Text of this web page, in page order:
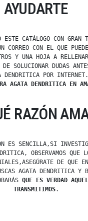
AYUDARTE
ESTE CATÁLOGO CON GRAN
CORREO CON EL QUE
Y UNA HOJA A
SOLUCIONAR DUDAS
DENDRITICA POR INTERNET.
AGATA DENDRITICA EN
RAZÓN
ES SENCILLA,SI
OBSERVAMOS QUE
DE QUE
AGATA DENDRITICA Y
QUE ES VERDAD
TRANSMITIMOS.